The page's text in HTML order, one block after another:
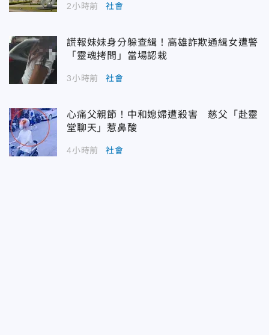
2小時前 社會
謊報妹妹身分躲查緝！高雄詐欺通緝女遭警
「靈魂拷問」當場認栽
3小時前 社會
心痛父親節！中和媳婦遭殺害 慈父「赴靈
堂聊天」惹鼻酸
4小時前 社會